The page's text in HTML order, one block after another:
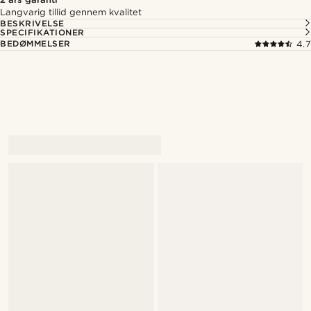
Langvarig tillid gennem kvalitet
BESKRIVELSE
SPECIFIKATIONER
BEDØMMELSER
4.7